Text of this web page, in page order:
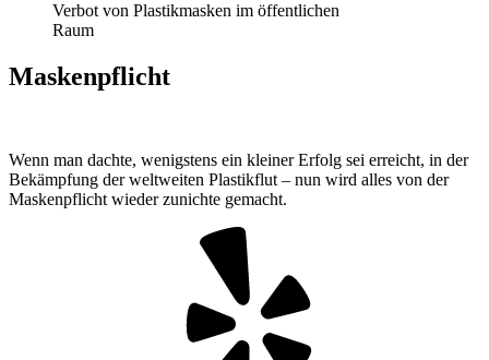
Verbot von Plastikmasken im öffentlichen
Raum
Maskenpflicht
Wenn man dachte, wenigstens ein kleiner Erfolg sei erreicht, in der
Bekämpfung der weltweiten Plastikflut – nun wird alles von der
Maskenpflicht wieder zunichte gemacht.